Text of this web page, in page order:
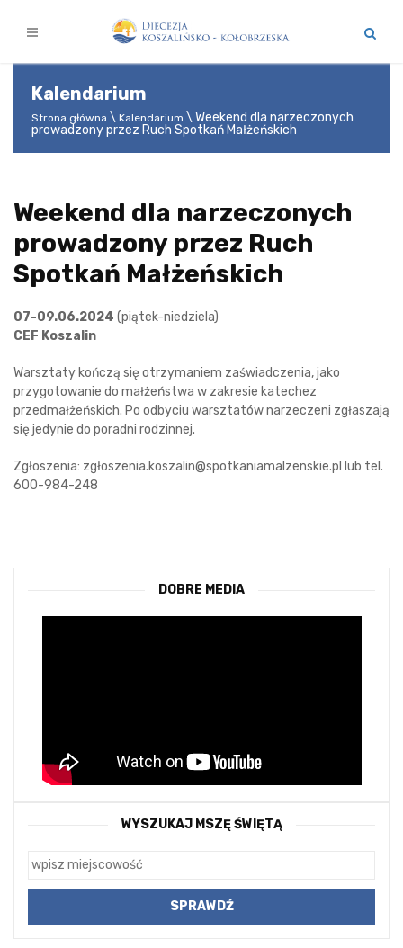
Kalendarium
Strona główna Kalendarium
Weekend dla narzeczonych
prowadzony przez Ruch Spotkań Małżeńskich
Weekend dla narzeczonych
prowadzony przez Ruch
Spotkań Małżeńskich
07-09.06.2024 (piątek-niedziela)
CEF Koszalin
Warsztaty kończą się otrzymaniem zaświadczenia, jako
przygotowanie do małżeństwa w zakresie katechez
przedmałżeńskich. Po odbyciu warsztatów narzeczeni zgłaszają
się jedynie do poradni rodzinnej.
Zgłoszenia: zgłoszenia.koszalin@spotkaniamalzenskie.pl lub tel.
600-984-248
DOBRE MEDIA
WYSZUKAJ MSZĘ ŚWIĘTĄ